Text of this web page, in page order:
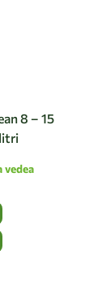
8 – 15
vedea